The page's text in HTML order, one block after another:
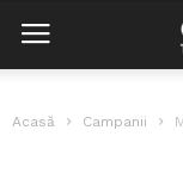
Acasă Campanii